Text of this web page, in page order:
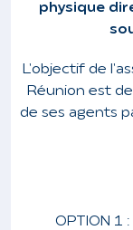
physique
L'objectif de
Réunion est
de ses agents
OPTION 1 :